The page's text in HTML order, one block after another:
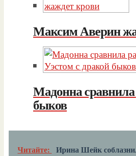
Максим Аверин
Мадонна сравнила
быков
Читайте: Ирина Шейк